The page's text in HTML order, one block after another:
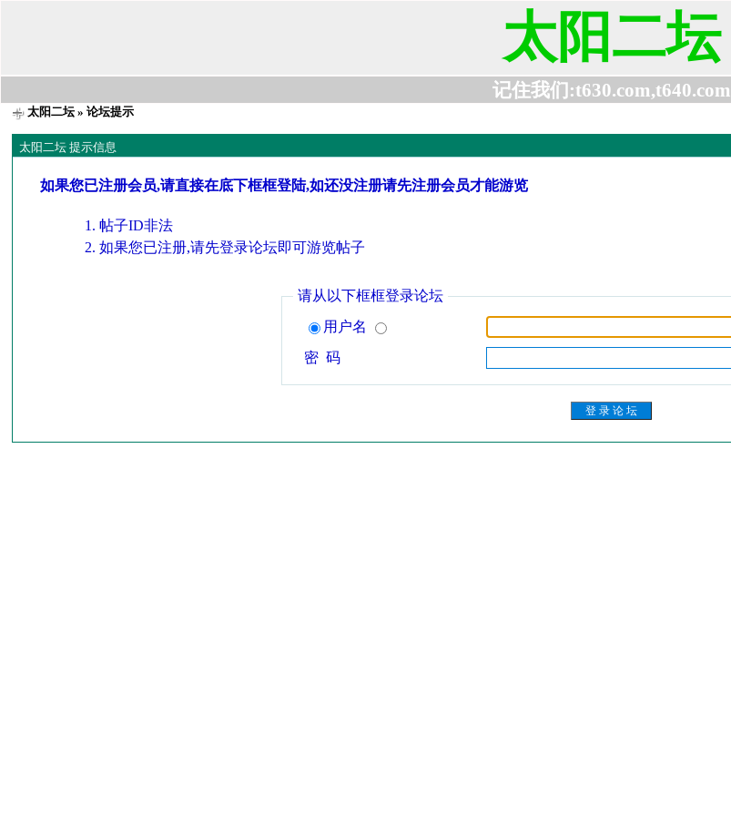
太阳二坛
记住我们:t630.com,t640.com
太阳二坛» 论坛提示
太阳二坛 提示信息
如果您已注册会员,请直接在底下框框登陆,如还没注册请先注册会员才能游览
帖子ID非法
如果您已注册,请先登录论坛即可游览帖子
请从以下框框登录论坛
用户名
密 码